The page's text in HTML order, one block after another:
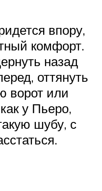
впору,
комфорт.
назад
оттянуть
ворот или
у Пьеро,
шубу, с